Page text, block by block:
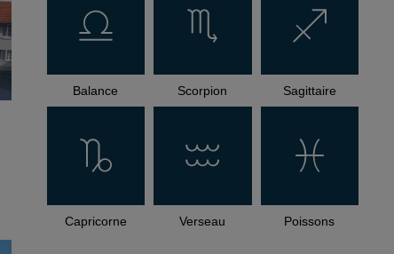
Balance Scorpion Sagittaire
Capricorne Verseau Poissons